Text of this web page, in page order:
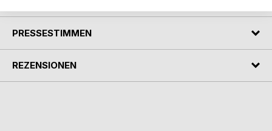
PRESSESTIMMEN
REZENSIONEN